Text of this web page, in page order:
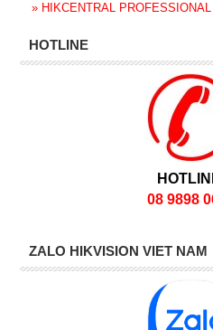
» HIKCENTRAL PROFESSIONAL
HOTLINE
08 9898
ZALO HIKVISION VIET NAM